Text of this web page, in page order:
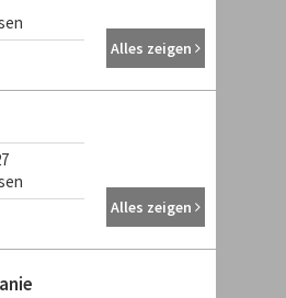
Alles zeigen
Alles zeigen